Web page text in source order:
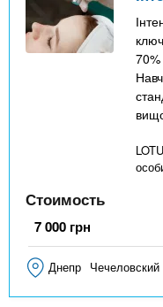
70%
Стоимость
7 000 грн
Днепр Чечеловский